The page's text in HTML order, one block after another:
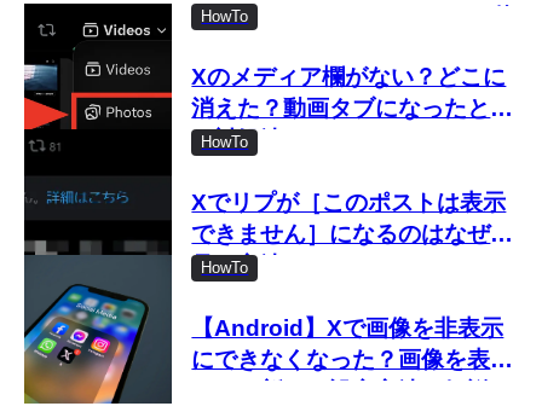
「Shadowban Scanner」の使
HowTo
Xのメディア欄がない？どこに
消えた？動画タブになったとき
の対処法
HowTo
Xでリプが［このポストは表示
できません］になるのはなぜ？
見る方法は？
HowTo
【Android】Xで画像を非表示
にできなくなった？画像を表示